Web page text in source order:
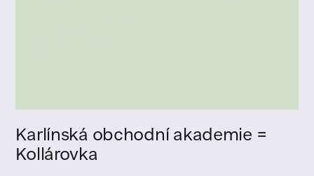
Karlínská obchodní akademie =
Kollárovka